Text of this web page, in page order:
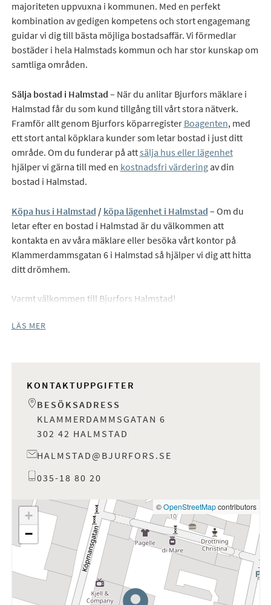
majoriteten uppvuxna i kommunen. Med en perfekt
kombination av gedigen kompetens och stort engagemang
guidar vi dig till bästa möjliga bostadsaffär. Vi förmedlar
bostäder i hela Halmstads kommun och har stor kunskap om
samtliga områden.
Sälja bostad i Halmstad – När du anlitar Bjurfors mäklare i
Halmstad får du som kund tillgång till vårt stora nätverk.
Framför allt genom Bjurfors köparregister Boagenten, med
ett stort antal köpklara kunder som letar bostad i just ditt
område. Om du funderar på attsälja hus eller lägenhet
hjälper vi gärna till med en kostnadsfri värderingav din
bostad i Halmstad.
Köpa hus i Halmstad / köpa lägenhet i Halmstad – Om du
letar efter en bostad i Halmstad är du välkommen att
kontakta en av våra mäklare eller besöka vårt kontor på
Klammerdammsgatan 6 i Halmstad så hjälper vi dig att hitta
ditt drömhem.
Varmt välkommen till Bjurfors Halmstad!
LÄS MER
KONTAKTUPPGIFTER
BESÖKSADRESS
KLAMMERDAMMSGATAN 6
302 42 HALMSTAD
HALMSTAD@BJURFORS.SE
035-18 80 20
+
−
©OpenStreetMapcontributors